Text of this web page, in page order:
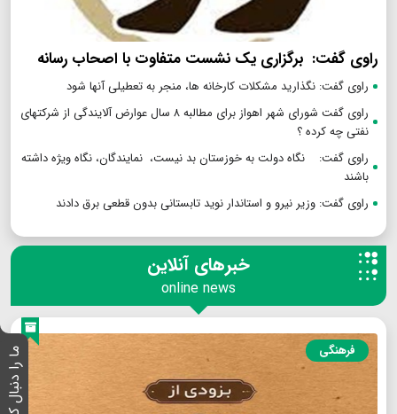
ما را دنبال کنید :
راوی گفت: برگزاری یک نشست متفاوت با اصحاب رسانه
راوی گفت: نگذارید مشکلات کارخانه ها، منجر به تعطیلی آنها شود
راوی گفت شورای شهر اهواز برای مطالبه ۸ سال عوارض آلایندگی از شرکتهای
نفتی چه کرده ؟
راوی گفت: نگاه دولت به خوزستان بد نیست، نمایندگان، نگاه ویژه داشته
باشند
راوی گفت: وزیر نیرو و استاندار نوید تابستانی بدون قطعی برق دادند
خبرهای آنلاین
online news
فرهنگی